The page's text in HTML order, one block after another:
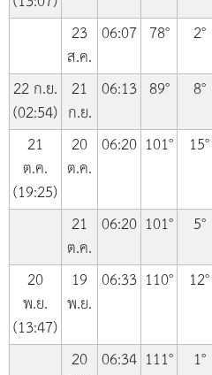
23
ส.ค.
06:07 78° 2°
22 ก.ย.
(02:54)
21
ก.ย.
06:13 89° 8°
21
ต.ค.
(19:25)
20
ต.ค.
06:20 101° 15°
21
ต.ค.
06:20 101° 5°
20
พ.ย.
(13:47)
19
พ.ย.
06:33 110° 12°
20 06:34 111° 1°